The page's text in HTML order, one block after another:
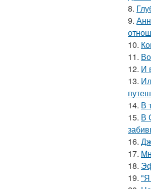
8.
9.
10.
11.
12. И
13.
14. В
15. В
16.
17.
18.
19. "Я